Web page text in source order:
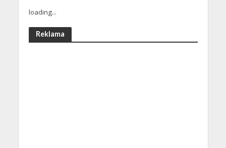
loading...
Reklama